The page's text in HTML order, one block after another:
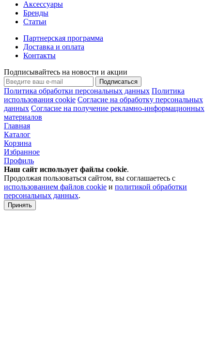
Аксессуары
Бренды
Статьи
Партнерская программа
Доставка и оплата
Контакты
Подписывайтесь на новости и акции
Подписаться
Политика обработки персональных данных Политика
использования cookie Согласие на обработку персональных
данных Согласие на получение рекламно-информационных
материалов
Главная
Каталог
Корзина
Избранное
Профиль
Наш сайт использует файлы cookie.
Продолжая пользоваться сайтом, вы соглашаетесь с
использованием файлов cookie и политикой обработки
персональных данных.
Принять